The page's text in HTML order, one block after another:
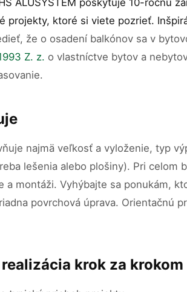
ALUSYSTEM poskytuje 10-ročnú
projekty, ktoré si viete pozrieť.
že o osadení balkónov sa v
Z. z. o vlastníctve bytov a
najmä veľkosť a vyloženie, typ
lešenia alebo plošiny). Pri celom
a montáži. Vyhýbajte sa ponukám,
povrchová úprava. Orientačnú
krok za krokom